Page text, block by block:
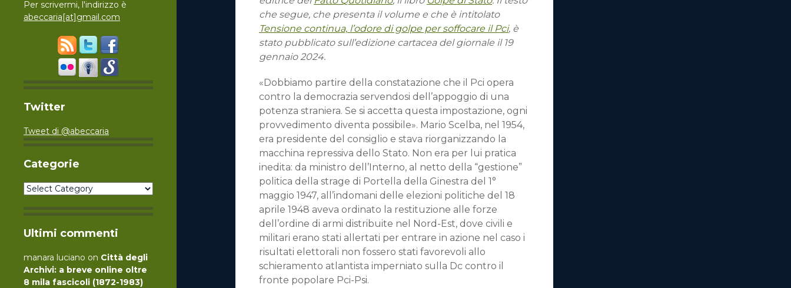
Per scrivermi, l'indirizzo è
abeccaria[at]gmail.com
Twitter
Tweet di @abeccaria
Categorie
Categorie
Ultimi commenti
manara luciano on Città degli
Archivi: a breve online oltre
8 mila fascicoli (1872-1983)
che segue, che presenta il volume e che è intitolato
Tensione continua, l’odore di golpe per soffocare il Pci, è
stato pubblicato sull’edizione cartacea del giornale il 19
gennaio 2024.
«Dobbiamo partire della constatazione che il Pci opera
contro la democrazia servendosi dell’appoggio di una
potenza straniera. Se si accetta questa impostazione, ogni
provvedimento diventa possibile». Mario Scelba, nel 1954,
era presidente del consiglio e stava riorganizzando la
macchina repressiva dello Stato. Non era per lui pratica
inedita: da ministro dell’Interno, al netto della “gestione”
politica della strage di Portella della Ginestra del 1°
maggio 1947, all’indomani delle elezioni politiche del 18
aprile 1948 aveva ordinato la restituzione alle forze
dell’ordine di armi distribuite nel Nord-Est, dove civili e
militari erano stati allertati per entrare in azione nel caso i
risultati elettorali non fossero stati favorevoli allo
schieramento atlantista imperniato sulla Dc contro il
fronte popolare Pci-Psi.